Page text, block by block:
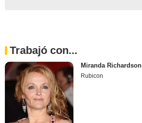
Trabajó con...
Miranda Richardson
Rubicon